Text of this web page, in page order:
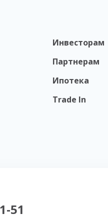
Инвесторам
Партнерам
Ипотека
Trade In
51